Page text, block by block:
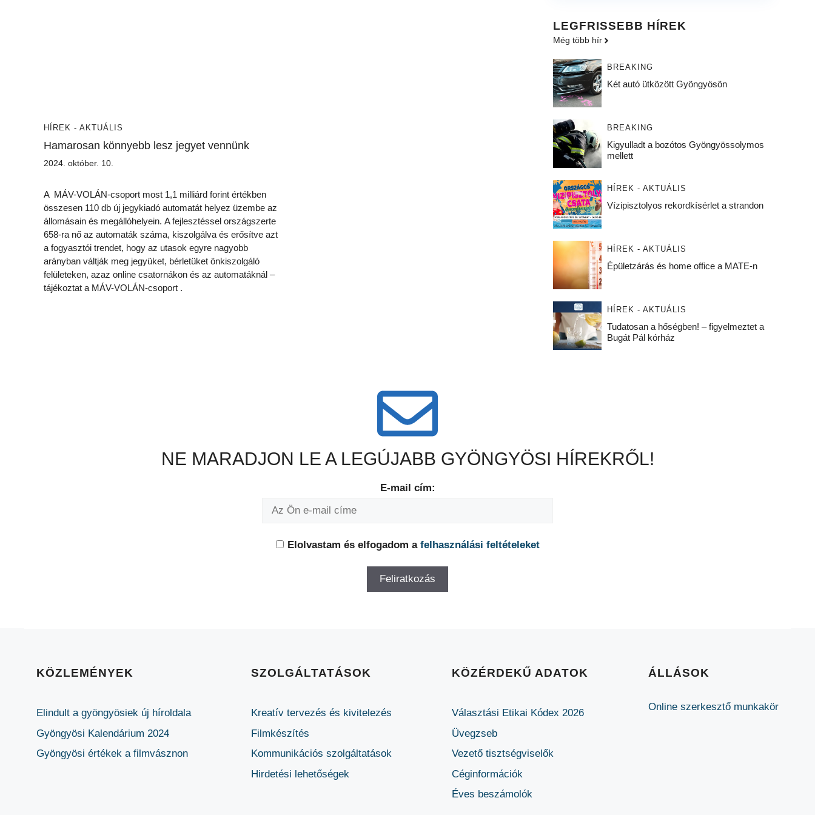
HÍREK - AKTUÁLIS
Hamarosan könnyebb lesz jegyet vennünk
2024. október. 10.
A MÁV-VOLÁN-csoport most 1,1 milliárd forint értékben
összesen 110 db új jegykiadó automatát helyez üzembe az
állomásain és megállóhelyein. A fejlesztéssel országszerte
658-ra nő az automaták száma, kiszolgálva és erősítve azt
a fogyasztói trendet, hogy az utasok egyre nagyobb
arányban váltják meg jegyüket, bérletüket önkiszolgáló
felületeken, azaz online csatornákon és az automatáknál –
tájékoztat a MÁV-VOLÁN-csoport .
LEGFRISSEBB HÍREK
Még több hír
BREAKING
Két autó ütközött Gyöngyösön
BREAKING
Kigyulladt a bozótos Gyöngyössolymos
mellett
HÍREK - AKTUÁLIS
Vízipisztolyos rekordkísérlet a strandon
HÍREK - AKTUÁLIS
Épületzárás és home office a MATE-n
HÍREK - AKTUÁLIS
Tudatosan a hőségben! – figyelmeztet a
Bugát Pál kórház
NE MARADJON LE A LEGÚJABB GYÖNGYÖSI HÍREKRŐL!
E-mail cím:
Elolvastam és elfogadom a felhasználási feltételeket
KÖZLEMÉNYEK
Elindult a gyöngyösiek új híroldala
Gyöngyösi Kalendárium 2024
Gyöngyösi értékek a filmvásznon
SZOLGÁLTATÁSOK
Kreatív tervezés és kivitelezés
Filmkészítés
Kommunikációs szolgáltatások
Hirdetési lehetőségek
KÖZÉRDEKŰ ADATOK
Választási Etikai Kódex 2026
Üvegzseb
Vezető tisztségviselők
Céginformációk
Éves beszámolók
ÁLLÁSOK
Online szerkesztő munkakör